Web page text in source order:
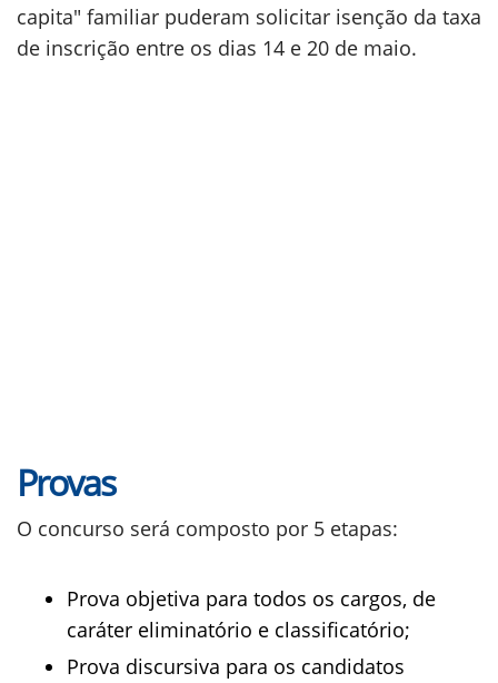
capita" familiar puderam solicitar isenção da taxa
de inscrição entre os dias 14 e 20 de maio.
Provas
O concurso será composto por 5 etapas:
Prova objetiva para todos os cargos, de
caráter eliminatório e classificatório;
Prova discursiva para os candidatos